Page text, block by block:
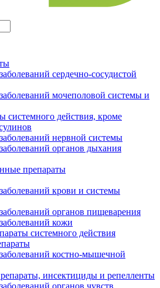
сердечно-сосудистой
мочеполовой системы и
системного действия, кроме
нервной системы
органов дыхания
препараты
крови и системы
органов пищеварения
кожи
системного действия
костно-мышечной
инсектициды и репелленты
органов чувств